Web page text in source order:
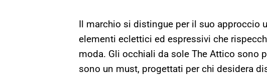
Il marchio si distingue per il suo approccio
elementi eclettici ed espressivi che
moda. Gli occhiali da sole The Attico sono
sono un must, progettati per chi desidera